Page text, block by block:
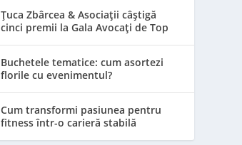
Țuca Zbârcea & Asociații câștigă
cinci premii la Gala Avocați de Top
Buchetele tematice: cum asortezi
florile cu evenimentul?
Cum transformi pasiunea pentru
fitness într-o carieră stabilă